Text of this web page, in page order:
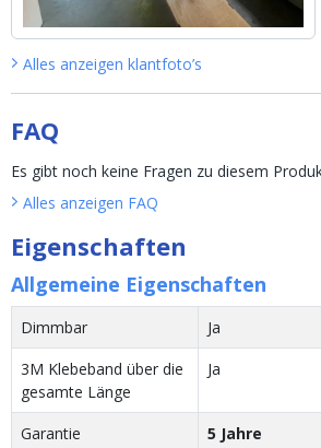
Alles anzeigen klantfoto’s
FAQ
Es gibt noch keine Fragen zu diesem
Alles anzeigen FAQ
Eigenschaften
Allgemeine Eigenschaften
Dimmbar
Ja
3M Klebeband über die
gesamte Länge
Ja
Garantie
5 Jahre